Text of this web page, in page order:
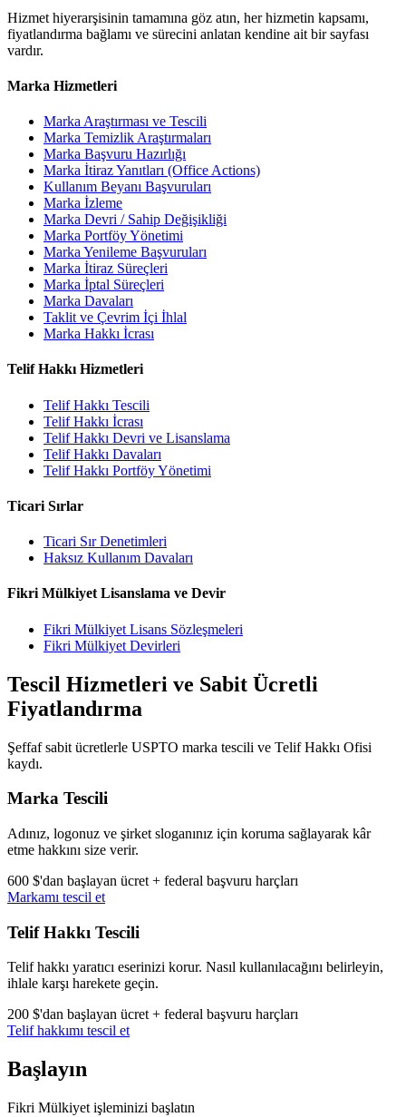
Hizmet hiyerarşisinin tamamına göz atın, her hizmetin kapsamı,
fiyatlandırma bağlamı ve sürecini anlatan kendine ait bir sayfası
vardır.
Marka Hizmetleri
Marka Araştırması ve Tescili
Marka Temizlik Araştırmaları
Marka Başvuru Hazırlığı
Marka İtiraz Yanıtları (Office Actions)
Kullanım Beyanı Başvuruları
Marka İzleme
Marka Devri / Sahip Değişikliği
Marka Portföy Yönetimi
Marka Yenileme Başvuruları
Marka İtiraz Süreçleri
Marka İptal Süreçleri
Marka Davaları
Taklit ve Çevrim İçi İhlal
Marka Hakkı İcrası
Telif Hakkı Hizmetleri
Telif Hakkı Tescili
Telif Hakkı İcrası
Telif Hakkı Devri ve Lisanslama
Telif Hakkı Davaları
Telif Hakkı Portföy Yönetimi
Ticari Sırlar
Ticari Sır Denetimleri
Haksız Kullanım Davaları
Fikri Mülkiyet Lisanslama ve Devir
Fikri Mülkiyet Lisans Sözleşmeleri
Fikri Mülkiyet Devirleri
Tescil Hizmetleri ve Sabit Ücretli
Fiyatlandırma
Şeffaf sabit ücretlerle USPTO marka tescili ve Telif Hakkı Ofisi
kaydı.
Marka Tescili
Adınız, logonuz ve şirket sloganınız için koruma sağlayarak kâr
etme hakkını size verir.
600 $'dan başlayan ücret + federal başvuru harçları
Markamı tescil et
Telif Hakkı Tescili
Telif hakkı yaratıcı eserinizi korur. Nasıl kullanılacağını belirleyin,
ihlale karşı harekete geçin.
200 $'dan başlayan ücret + federal başvuru harçları
Telif hakkımı tescil et
Başlayın
Fikri Mülkiyet işleminizi başlatın